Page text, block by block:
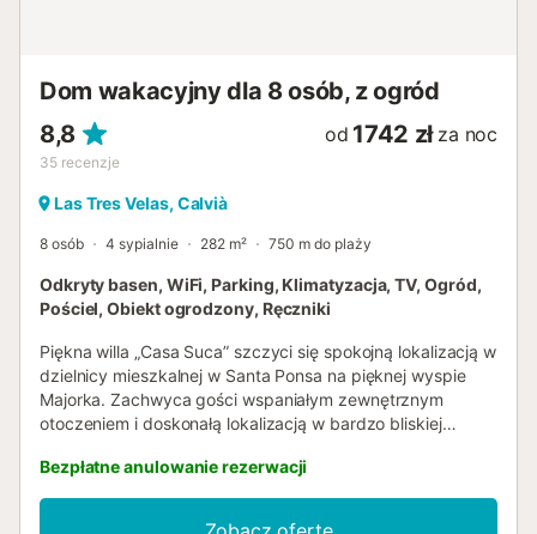
Dom wakacyjny dla 8 osób, z ogród
8,8
35 recenzje
od 1742 zł za noc
Las Tres Velas, Calvià
8 osób 4 sypialnie 282 m² 750 m do plaży
Odkryty basen, WiFi, Parking, Klimatyzacja, TV, Ogród,
Pościel, Obiekt ogrodzony, Ręczniki
Piękna willa „Casa Suca” szczyci się spokojną lokalizacją w
dzielnicy mieszkalnej w Santa Ponsa na pięknej wyspie
Majorka. Zachwyca gości wspaniałym zewnętrznym
otoczeniem i doskonałą lokalizacją w bardzo bliskiej
z salonu, dobrze wyposażonej kuchni ze zmywarką, 4
sypialni (2 z dwoma łóżkami pojedynczymi, 2 z łóżkami
podwójnymi) oraz 3 łazienek i może pomieścić 8 osób.
Bezpłatne anulowanie rezerwacji